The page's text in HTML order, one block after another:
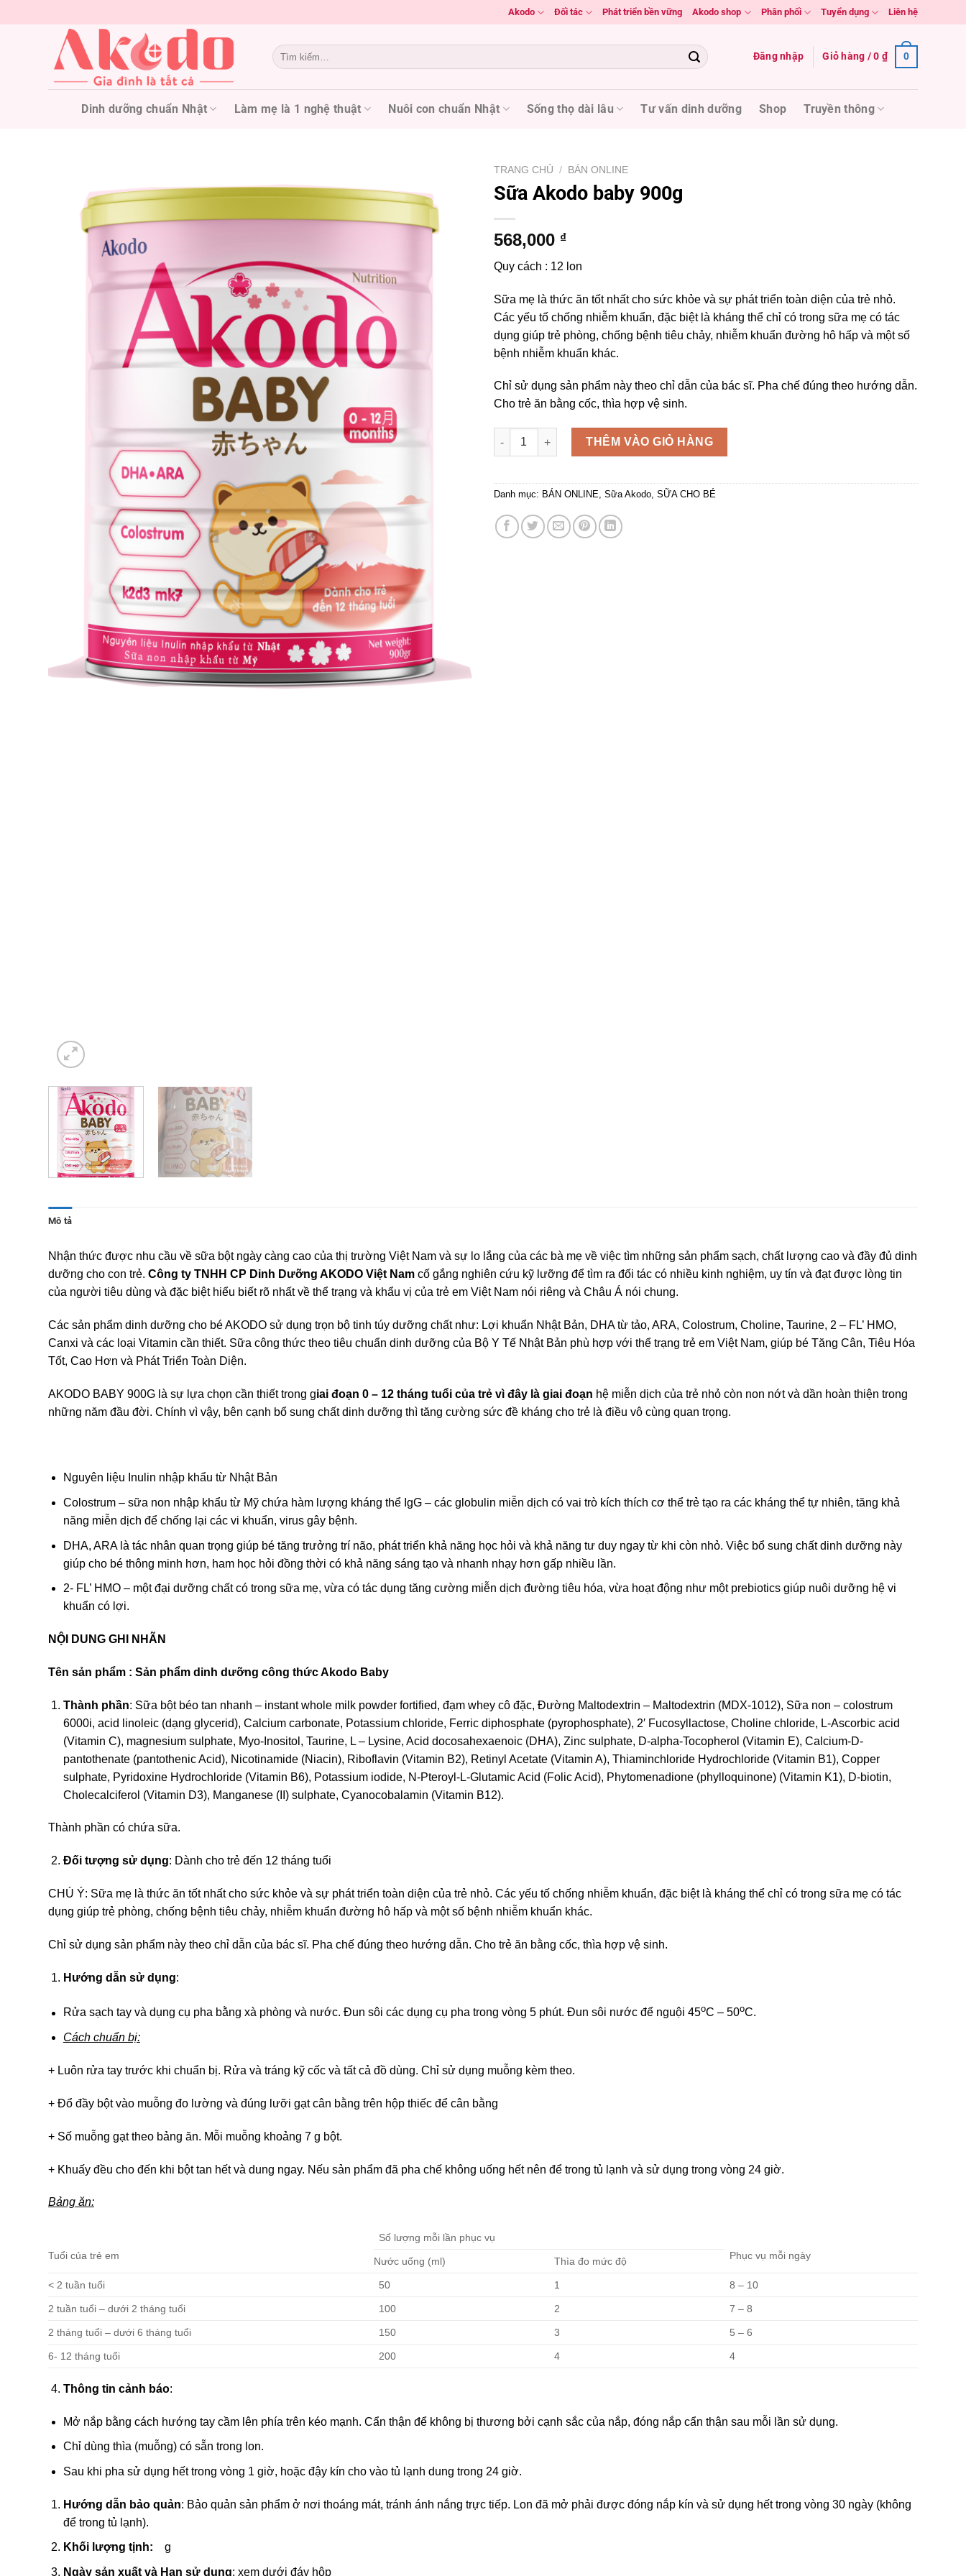
đến
Akodo Đối tác Phát triển bền vững Akodo shop Phân phối Tuyển dụng Liên hệ
Tìm
kiếm:
Đăng nhập Giỏ hàng /0₫ 0
Dinh dưỡng chuẩn Nhật Làm mẹ là 1 nghệ thuật Nuôi con chuẩn Nhật Sống thọ dài lâu Tư vấn dinh dưỡng Shop Truyền thông
Add to
TRANG CHỦ / BÁN ONLINE
Sữa Akodo baby 900g
568,000 ₫
Quy cách : 12 lon
Sữa mẹ là thức ăn tốt nhất cho sức khỏe và sự phát triển toàn diện của trẻ nhỏ.
Các yếu tố chống nhiễm khuẩn, đặc biệt là kháng thể chỉ có trong sữa mẹ có tác
dụng giúp trẻ phòng, chống bệnh tiêu chảy, nhiễm khuẩn đường hô hấp và một số
bệnh nhiễm khuẩn khác.
Chỉ sử dụng sản phẩm này theo chỉ dẫn của bác sĩ. Pha chế đúng theo hướng dẫn.
Cho trẻ ăn bằng cốc, thìa hợp vệ sinh.
Sữa Akodo baby 900g số lượng
THÊM VÀO GIỎ HÀNG
Danh mục: BÁN ONLINE, Sữa Akodo, SỮA CHO BÉ
Mô tả
Nhận thức được nhu cầu về sữa bột ngày càng cao của thị trường Việt Nam và sự lo lắng của các bà mẹ về việc tìm những sản phẩm sạch, chất lượng cao và đầy đủ dinh
dưỡng cho con trẻ. Công ty TNHH CP Dinh Dưỡng AKODO Việt Nam cố gắng nghiên cứu kỹ lưỡng để tìm ra đối tác có nhiều kinh nghiệm, uy tín và đạt được lòng tin
của người tiêu dùng và đặc biệt hiểu biết rõ nhất về thể trạng và khẩu vị của trẻ em Việt Nam nói riêng và Châu Á nói chung.
Các sản phẩm dinh dưỡng cho bé AKODO sử dụng trọn bộ tinh túy dưỡng chất như: Lợi khuẩn Nhật Bản, DHA từ tảo, ARA, Colostrum, Choline, Taurine, 2 – FL’ HMO,
Canxi và các loại Vitamin cần thiết. Sữa công thức theo tiêu chuẩn dinh dưỡng của Bộ Y Tế Nhật Bản phù hợp với thể trạng trẻ em Việt Nam, giúp bé Tăng Cân, Tiêu Hóa
Tốt, Cao Hơn và Phát Triển Toàn Diện.
AKODO BABY 900G là sự lựa chọn cần thiết trong giai đoạn 0 – 12 tháng tuổi của trẻ vì đây là giai đoạn hệ miễn dịch của trẻ nhỏ còn non nớt và dần hoàn thiện trong
những năm đầu đời. Chính vì vậy, bên cạnh bổ sung chất dinh dưỡng thì tăng cường sức đề kháng cho trẻ là điều vô cùng quan trọng.
Nguyên liệu Inulin nhập khẩu từ Nhật Bản
Colostrum – sữa non nhập khẩu từ Mỹ chứa hàm lượng kháng thể IgG – các globulin miễn dịch có vai trò kích thích cơ thể trẻ tạo ra các kháng thể tự nhiên, tăng khả
năng miễn dịch để chống lại các vi khuẩn, virus gây bệnh.
DHA, ARA là tác nhân quan trọng giúp bé tăng trưởng trí não, phát triển khả năng học hỏi và khả năng tư duy ngay từ khi còn nhỏ. Việc bổ sung chất dinh dưỡng này
giúp cho bé thông minh hơn, ham học hỏi đồng thời có khả năng sáng tạo và nhanh nhạy hơn gấp nhiều lần.
2- FL’ HMO – một đại dưỡng chất có trong sữa mẹ, vừa có tác dụng tăng cường miễn dịch đường tiêu hóa, vừa hoạt động như một prebiotics giúp nuôi dưỡng hệ vi
khuẩn có lợi.
NỘI DUNG GHI NHÃN
Tên sản phẩm : Sản phẩm dinh dưỡng công thức Akodo Baby
Thành phần: Sữa bột béo tan nhanh – instant whole milk powder fortified, đạm whey cô đặc, Đường Maltodextrin – Maltodextrin (MDX-1012), Sữa non – colostrum
6000i, acid linoleic (dạng glycerid), Calcium carbonate, Potassium chloride, Ferric diphosphate (pyrophosphate), 2′ Fucosyllactose, Choline chloride, L-Ascorbic acid
(Vitamin C), magnesium sulphate, Myo-Inositol, Taurine, L – Lysine, Acid docosahexaenoic (DHA), Zinc sulphate, D-alpha-Tocopherol (Vitamin E), Calcium-D-
pantothenate (pantothenic Acid), Nicotinamide (Niacin), Riboflavin (Vitamin B2), Retinyl Acetate (Vitamin A), Thiaminchloride Hydrochloride (Vitamin B1), Copper
sulphate, Pyridoxine Hydrochloride (Vitamin B6), Potassium iodide, N-Pteroyl-L-Glutamic Acid (Folic Acid), Phytomenadione (phylloquinone) (Vitamin K1), D-biotin,
Cholecalciferol (Vitamin D3), Manganese (II) sulphate, Cyanocobalamin (Vitamin B12).
Thành phần có chứa sữa.
Đối tượng sử dụng: Dành cho trẻ đến 12 tháng tuổi
CHÚ Ý: Sữa mẹ là thức ăn tốt nhất cho sức khỏe và sự phát triển toàn diện của trẻ nhỏ. Các yếu tố chống nhiễm khuẩn, đặc biệt là kháng thể chỉ có trong sữa mẹ có tác
dụng giúp trẻ phòng, chống bệnh tiêu chảy, nhiễm khuẩn đường hô hấp và một số bệnh nhiễm khuẩn khác.
Chỉ sử dụng sản phẩm này theo chỉ dẫn của bác sĩ. Pha chế đúng theo hướng dẫn. Cho trẻ ăn bằng cốc, thìa hợp vệ sinh.
Hướng dẫn sử dụng:
Rửa sạch tay và dụng cụ pha bằng xà phòng và nước. Đun sôi các dụng cụ pha trong vòng 5 phút. Đun sôi nước để nguội 45oC – 50oC.
Cách chuẩn bị:
+ Luôn rửa tay trước khi chuẩn bị. Rửa và tráng kỹ cốc và tất cả đồ dùng. Chỉ sử dụng muỗng kèm theo.
+ Đổ đầy bột vào muỗng đo lường và đúng lưỡi gạt cân bằng trên hộp thiếc để cân bằng
+ Số muỗng gạt theo bảng ăn. Mỗi muỗng khoảng 7 g bột.
+ Khuấy đều cho đến khi bột tan hết và dung ngay. Nếu sản phẩm đã pha chế không uống hết nên để trong tủ lạnh và sử dụng trong vòng 24 giờ.
Bảng ăn:
Tuổi của trẻ em
Số lượng mỗi lần phục vụ
Phục vụ mỗi ngày
Nước uống (ml) Thìa đo mức độ
< 2 tuần tuổi 50 1 8 – 10
2 tuần tuổi – dưới 2 tháng tuổi 100 2 7 – 8
2 tháng tuổi – dưới 6 tháng tuổi 150 3 5 – 6
6- 12 tháng tuổi 200 4 4
Thông tin cảnh báo:
Mở nắp bằng cách hướng tay cầm lên phía trên kéo mạnh. Cẩn thận để không bị thương bởi cạnh sắc của nắp, đóng nắp cẩn thận sau mỗi lần sử dụng.
Chỉ dùng thìa (muỗng) có sẵn trong lon.
Sau khi pha sử dụng hết trong vòng 1 giờ, hoặc đậy kín cho vào tủ lạnh dung trong 24 giờ.
Hướng dẫn bảo quản: Bảo quản sản phẩm ở nơi thoáng mát, tránh ánh nắng trực tiếp. Lon đã mở phải được đóng nắp kín và sử dụng hết trong vòng 30 ngày (không
để trong tủ lạnh).
Khối lượng tịnh: g
Ngày sản xuất và Hạn sử dụng: xem dưới đáy hộp